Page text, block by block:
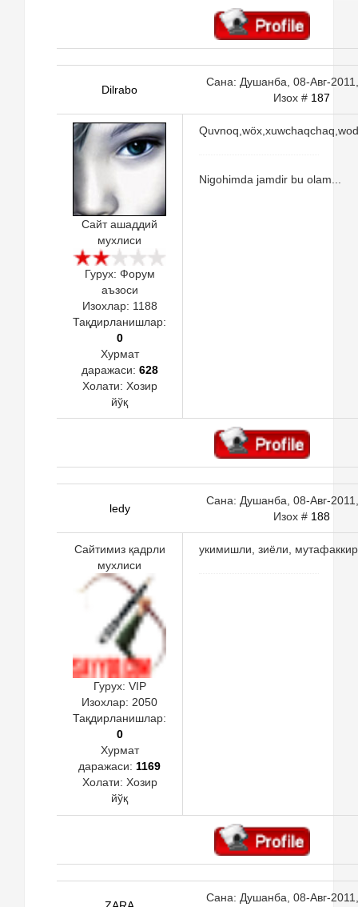
Dilrabo
Сана: Душанба, 08-Авг-
Изох # 187
Сайт ашаддий
мухлиси
Гурух: Форум
аъзоси
Изохлар: 1188
Тақдирланишлар:
0
Хурмат
даражаси: 628
Холати: Хозир
йўқ
Nigohimda jamdir bu olam...
ledy
Сана: Душанба, 08-Авг-
Изох # 188
Сайтимиз қадрли
мухлиси
Гурух: VIP
Изохлар: 2050
Тақдирланишлар:
0
Хурмат
даражаси: 1169
Холати: Хозир
йўқ
укимишли, зиёли, мутафаккир
Сана: Душанба, 08-Авг-